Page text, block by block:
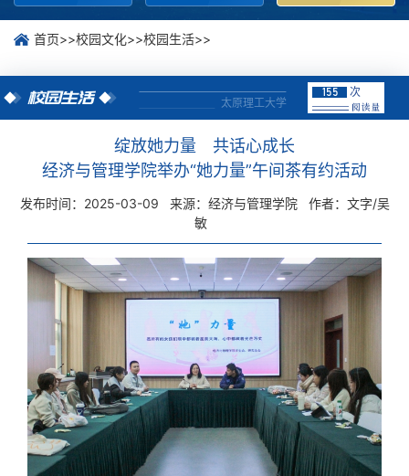
首页>>校园文化>>校园生活>>
校园生活 太原理工大学
155 次
绽放她力量 共话心成长
经济与管理学院举办“她力量”午间茶有约活动
发布时间：2025-03-09 来源：经济与管理学院
作者：文字/吴
敏